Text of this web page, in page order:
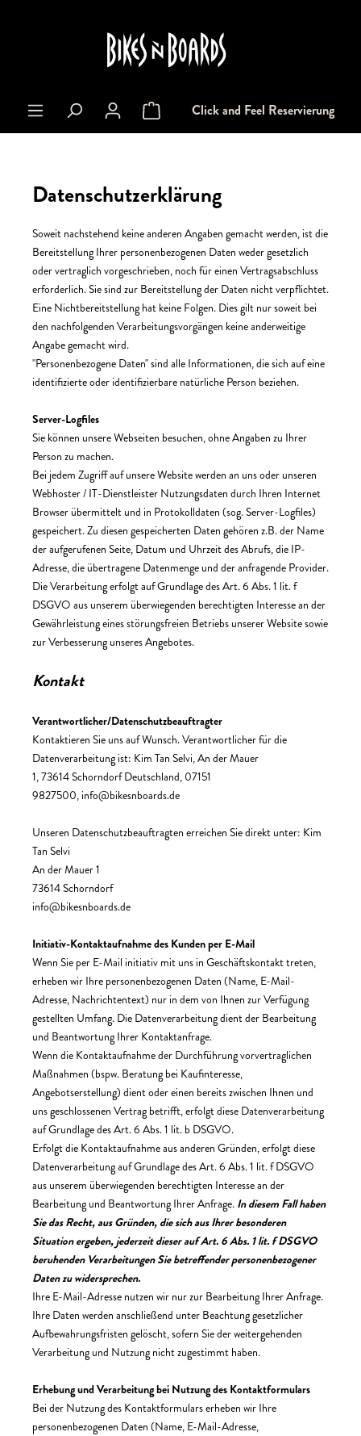
Warenkorb enthält 0 Positionen. Der
Click and Feel Reservierung
Datenschutzerklärung
Soweit nachstehend keine anderen Angaben gemacht werden, ist die
Bereitstellung Ihrer personenbezogenen Daten weder gesetzlich
oder vertraglich vorgeschrieben, noch für einen Vertragsabschluss
erforderlich. Sie sind zur Bereitstellung der Daten nicht verpflichtet.
Eine Nichtbereitstellung hat keine Folgen. Dies gilt nur soweit bei
den nachfolgenden Verarbeitungsvorgängen keine anderweitige
Angabe gemacht wird.
"Personenbezogene Daten" sind alle Informationen, die sich auf eine
identifizierte oder identifizierbare natürliche Person beziehen.
Server-Logfiles
Sie können unsere Webseiten besuchen, ohne Angaben zu Ihrer
Person zu machen.
Bei jedem Zugriff auf unsere Website werden an uns oder unseren
Webhoster / IT-Dienstleister Nutzungsdaten durch Ihren Internet
Browser übermittelt und in Protokolldaten (sog. Server-Logfiles)
gespeichert. Zu diesen gespeicherten Daten gehören z.B. der Name
der aufgerufenen Seite, Datum und Uhrzeit des Abrufs, die IP-
Adresse, die übertragene Datenmenge und der anfragende Provider.
Die Verarbeitung erfolgt auf Grundlage des Art. 6 Abs. 1 lit. f
DSGVO aus unserem überwiegenden berechtigten Interesse an der
Gewährleistung eines störungsfreien Betriebs unserer Website sowie
zur Verbesserung unseres Angebotes.
Kontakt
Verantwortlicher/Datenschutzbeauftragter
Kontaktieren Sie uns auf Wunsch. Verantwortlicher für die
Datenverarbeitung ist: Kim Tan Selvi,An der Mauer
1,73614SchorndorfDeutschland, 07151
9827500,info@bikesnboards.de
Unseren Datenschutzbeauftragten erreichen Sie direkt unter: Kim
Tan Selvi
An der Mauer 1
73614 Schorndorf
info@bikesnboards.de
Initiativ-Kontaktaufnahme des Kunden per E-Mail
Wenn Sie per E-Mail initiativ mit uns in Geschäftskontakt treten,
erheben wir Ihre personenbezogenen Daten (Name, E-Mail-
Adresse, Nachrichtentext) nur in dem von Ihnen zur Verfügung
gestellten Umfang. Die Datenverarbeitung dient der Bearbeitung
und Beantwortung Ihrer Kontaktanfrage.
Wenn die Kontaktaufnahme der Durchführung vorvertraglichen
Maßnahmen (bspw. Beratung bei Kaufinteresse,
Angebotserstellung) dient oder einen bereits zwischen Ihnen und
uns geschlossenen Vertrag betrifft, erfolgt diese Datenverarbeitung
auf Grundlage des Art. 6 Abs. 1 lit. b DSGVO.
Erfolgt die Kontaktaufnahme aus anderen Gründen, erfolgt diese
Datenverarbeitung auf Grundlage des Art. 6 Abs. 1 lit. f DSGVO
aus unserem überwiegenden berechtigten Interesse an der
Bearbeitung und Beantwortung Ihrer Anfrage. In diesem Fall haben
Sie das Recht, aus Gründen, die sich aus Ihrer besonderen
Situation ergeben, jederzeit dieser auf Art. 6 Abs. 1 lit. f DSGVO
beruhenden Verarbeitungen Sie betreffender personenbezogener
Daten zu widersprechen.
Ihre E-Mail-Adresse nutzen wir nur zur Bearbeitung Ihrer Anfrage.
Ihre Daten werden anschließend unter Beachtung gesetzlicher
Aufbewahrungsfristen gelöscht, sofern Sie der weitergehenden
Verarbeitung und Nutzung nicht zugestimmt haben.
Erhebung und Verarbeitung bei Nutzung des Kontaktformulars
Bei der Nutzung des Kontaktformulars erheben wir Ihre
personenbezogenen Daten (Name, E-Mail-Adresse,